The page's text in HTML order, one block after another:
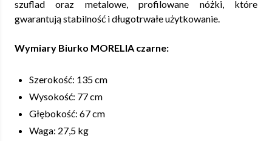
szuflad oraz metalowe, profilowane nóżki, które
gwarantują stabilność i długotrwałe użytkowanie.
Wymiary Biurko MORELIA czarne:
Szerokość: 135 cm
Wysokość: 77 cm
Głębokość: 67 cm
Waga: 27,5 kg